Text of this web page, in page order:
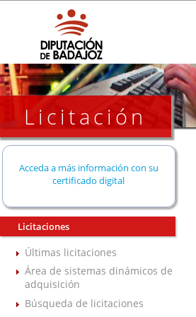
Licitación
Acceda a más información con su
certificado digital
Licitaciones
Últimas licitaciones
Área de sistemas dinámicos de
adquisición
Búsqueda de licitaciones